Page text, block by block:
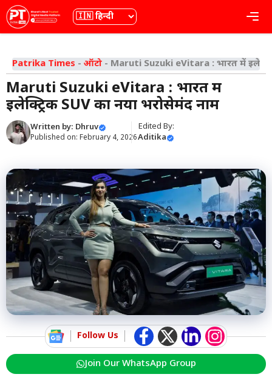
Skip
to
content
भाषा
Patrika Times - ऑटो - Maruti Suzuki eVitara : भारत में
Maruti Suzuki eVitara : भारत में
इलेक्ट्रिक SUV का नया भरोसेमंद नाम
Written by: Dhruv
Published on: February 4, 2026
Edited By:
Aditika
Follow Us
Join Our WhatsApp Group